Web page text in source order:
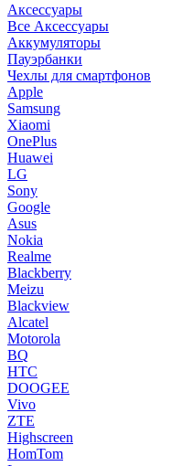
Аксессуары
Все Аксессуары
Аккумуляторы
Пауэрбанки
Чехлы для смартфонов
Apple
Samsung
Xiaomi
OnePlus
Huawei
LG
Sony
Google
Asus
Nokia
Realme
Blackberry
Meizu
Blackview
Alcatel
Motorola
BQ
HTC
DOOGEE
Vivo
ZTE
Highscreen
HomTom